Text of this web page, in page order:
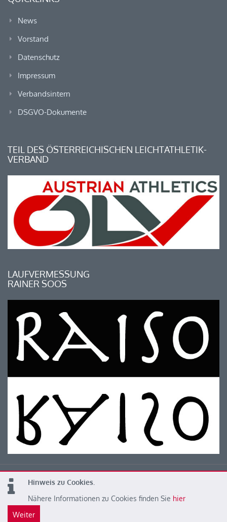
Hinweis zu Cookies.
Nähere Informationen zu Cookies finden Sie hier
Weiter
News
Vorstand
Datenschutz
Impressum
Verbandsintern
DSGVO-Dokumente
TEIL DES ÖSTERREICHISCHEN LEICHTATHLETIK-
VERBAND
LAUFVERMESSUNG
RAINER SOOS
© 2026 Kärntner Leichtathletik Verband